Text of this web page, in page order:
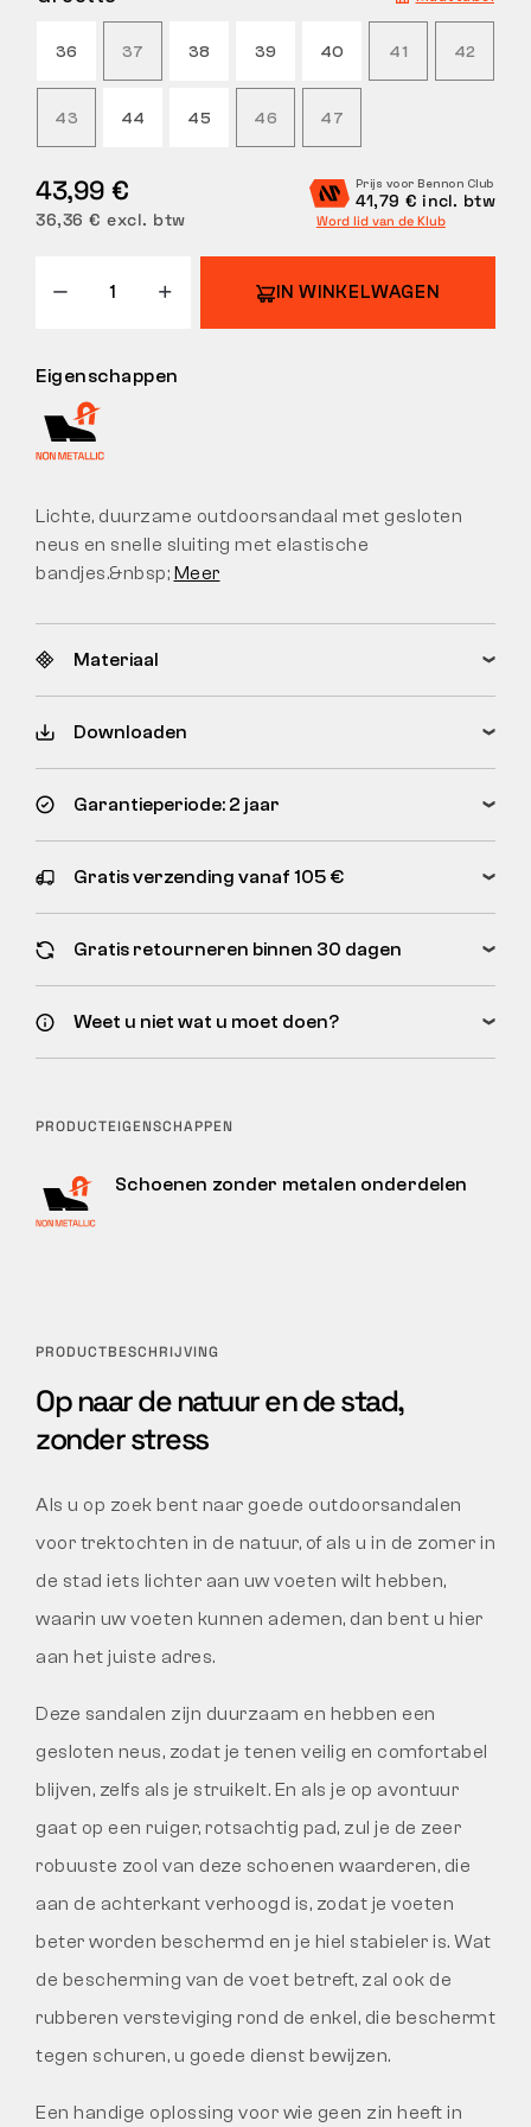
36 37 38 39 40 41 42
43 44 45 46 47
43,99 €
36,36 € excl. btw
Prijs voor Bennon Club
41,79 € incl. btw
Word lid van de Klub
IN WINKELWAGEN
Eigenschappen
Lichte, duurzame outdoorsandaal met gesloten
neus en snelle sluiting met elastische
bandjes.&nbsp; Meer
Materiaal
Downloaden
Garantieperiode: 2 jaar
Gratis verzending vanaf 105 €
Gratis retourneren binnen 30 dagen
Weet u niet wat u moet doen?
PRODUCTEIGENSCHAPPEN
Schoenen zonder metalen onderdelen
PRODUCTBESCHRIJVING
Op naar de natuur en de stad,
zonder stress
Als u op zoek bent naar goede outdoorsandalen
voor trektochten in de natuur, of als u in de zomer in
de stad iets lichter aan uw voeten wilt hebben,
waarin uw voeten kunnen ademen, dan bent u hier
aan het juiste adres.
Deze sandalen zijn duurzaam en hebben een
gesloten neus, zodat je tenen veilig en comfortabel
blijven, zelfs als je struikelt. En als je op avontuur
gaat op een ruiger, rotsachtig pad, zul je de zeer
robuuste zool van deze schoenen waarderen, die
aan de achterkant verhoogd is, zodat je voeten
beter worden beschermd en je hiel stabieler is. Wat
de bescherming van de voet betreft, zal ook de
rubberen versteviging rond de enkel, die beschermt
tegen schuren, u goede dienst bewijzen.
Een handige oplossing voor wie geen zin heeft in